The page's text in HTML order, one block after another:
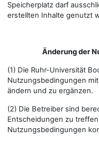
Speicherplatz darf
erstellten Inhalte genutzt
Änderung der
(1) Die Ruhr-Universität
Nutzungsbedingungen
ändern und zu ergänzen.
(2) Die Betreiber sind
Entscheidungen zu
Nutzungsbedingungen